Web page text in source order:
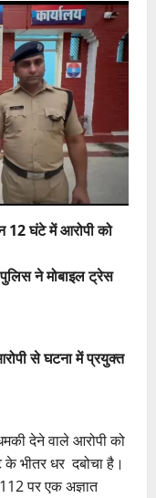
12 घंटे में आरोपी को
ने मोबाइल ट्रेस
से घटना में प्रयुक्त
देने वाले आरोपी को
के भीतर धर दबोचा है।
पर एक अज्ञात